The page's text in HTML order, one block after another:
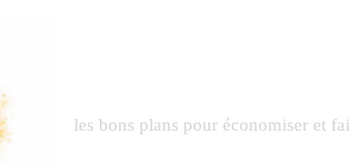
les bons plans pour économiser et